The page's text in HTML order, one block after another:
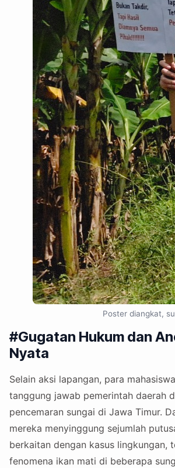
Poster diangkat,
#Gugatan Hukum dan
Nyata
Selain aksi lapangan, para
tanggung jawab pemerintah daerah
pencemaran sungai di Jawa Timur.
mereka menyinggung sejumlah
berkaitan dengan kasus lingkungan,
fenomena ikan mati di beberapa